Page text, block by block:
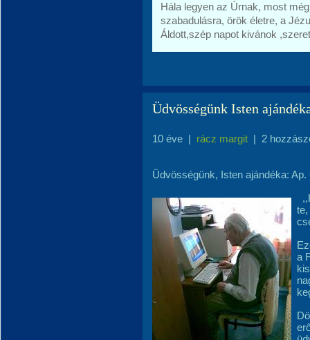
Hála legyen az Úrnak, most
szabadulásra, örök életre, a
Áldott,szép napot kivánok
Üdvösségünk Isten
10 éve | rácz margit | 2
Üdvösségünk, Isten ajándéka: Ap.
te,
a